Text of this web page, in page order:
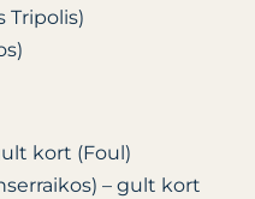
Tripolis)
kort (Foul)
– gult kort